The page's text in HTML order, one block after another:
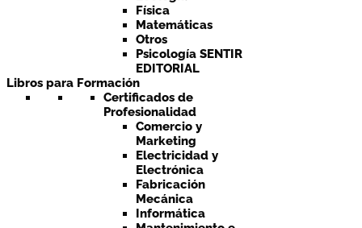
Física
Matemáticas
Otros
Psicología SENTIR
EDITORIAL
Libros para Formación
Certificados de
Profesionalidad
Comercio y
Marketing
Electricidad y
Electrónica
Fabricación
Mecánica
Informática